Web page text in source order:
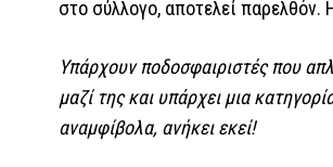
στο σύλλογο, αποτελεί παρελθόν.
Υπάρχουν ποδοσφαιριστές που
μαζί της και υπάρχει μια
αναμφίβολα, ανήκει εκεί!